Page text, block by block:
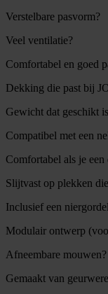
Verstelbare pasvorm?
Veel ventilatie?
Comfortabel en goed
Dekking die past bij
Gewicht dat geschikt
Compatibel met een
Comfortabel als je
Slijtvast op plekken
Inclusief een
Modulair ontwerp
Afneembare mouwen?
Gemaakt van